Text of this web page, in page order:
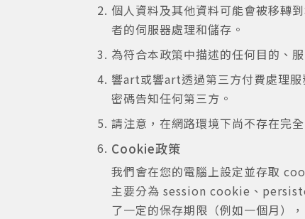
個人資料及其他資料可能會被移轉
者的伺服器處理和儲存。
為符合本政策中描述的任何目的、
響art或響art透過第三方付費處理
密碼告知任何第三方。
請注意，在網路環境下尚不存在完
Cookie政策
我們會在您的電腦上設定並存取
主要分為 session cookie、
了一定的保存期限（例如一個月）